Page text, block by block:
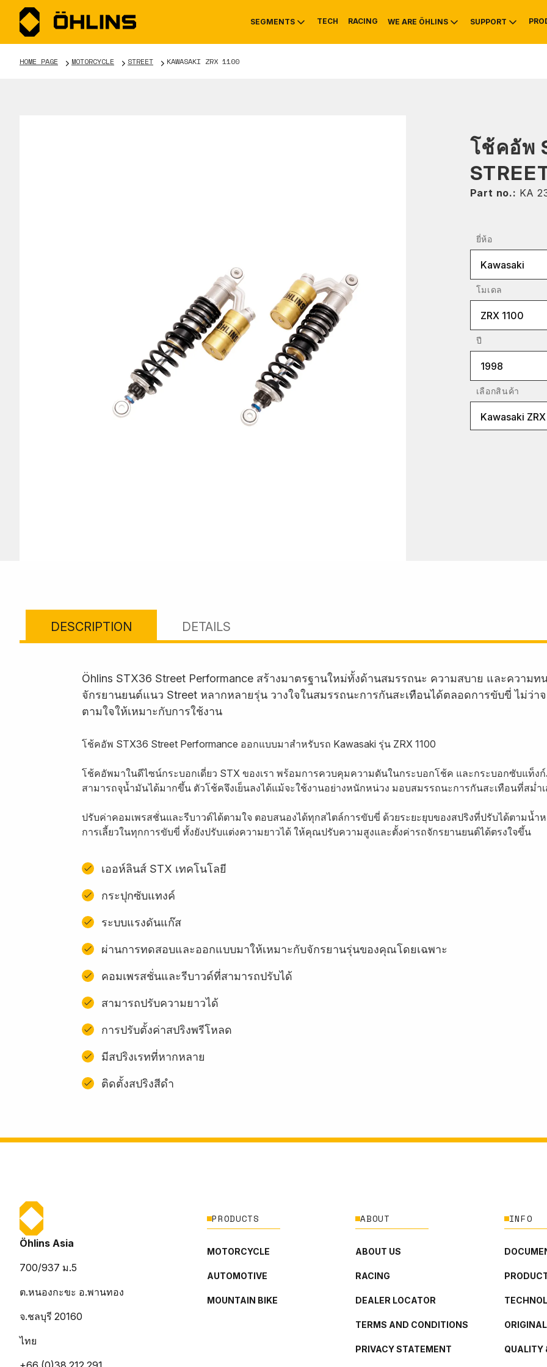
SEGMENTS
MOUNTAIN BIKE
TECH RACING WE ARE ÖHLINS
HISTORY
SUPPORT
SERVICE INFO &
HOME PAGE MOTORCYCLE STREET KAWASAKI ZRX 1100
โช้คอัพ
Part no.: KA
ยี่ห้อ
Kawasaki
โมเดล
ZRX 1100
ปี
1998
เลือกสินค้า
Kawasaki
DESCRIPTION DETAILS
Öhlins STX36 Street Performance สร้างมาตรฐานใหม่ทั้งด้านสมรรถนะ ความสบาย และควา
จักรยานยนต์แนว Street หลากหลายรุ่น วางใจในสมรรถนะการกันสะเทือนได้ตลอดการขับขี่ ไม่ว่า
ตามใจให้เหมาะกับการใช้งาน
โช้คอัพ STX36 Street Performance ออกแบบมาสำหรับรถ Kawasaki รุ่น ZRX 1100
โช้คอัพมาในดีไซน์กระบอกเดี่ยว STX ของเรา พร้อมการควบคุมความดันในกระบอกโช้ค และกระบอกซับแท็
สามารถจุน้ำมันได้มากขึ้น ตัวโช้คจึงเย็นลงได้แม้จะใช้งานอย่างหนักหน่วง มอบสมรรถนะการกันสะเทือนที่สม่ำ
ปรับค่าคอมเพรสชั่นและรีบาวด์ได้ตามใจ ตอบสนองได้ทุกสไตล์การขับขี่ ด้วยระยะยุบของสปริงที่ปรับได้ตามน้
การเลี้ยวในทุกการขับขี่ ทั้งยังปรับแต่งความยาวได้ ให้คุณปรับความสูงและตั้งค่ารถจักรยานยนต์ได้ตรงใจขึ้น
เออห์ลินส์ STX เทคโนโลยี
กระปุกซับแทงค์
ระบบแรงดันแก๊ส
ผ่านการทดสอบและออกแบบมาให้เหมาะกับจักรยานรุ่นของคุณโดยเฉพาะ
คอมเพรสชั่นและรีบาวด์ที่สามารถปรับได้
สามารถปรับความยาวได้
การปรับตั้งค่าสปริงพรีโหลด
มีสปริงเรทที่หากหลาย
ติดตั้งสปริงสีดํา
Öhlins Asia
700/937 ม.5
ต.หนองกะขะ อ.พานทอง
จ.ชลบุรี 20160
ไทย
PRODUCTS
MOTORCYCLE
AUTOMOTIVE
MOUNTAIN BIKE
ABOUT
ABOUT US
RACING
DEALER LOCATOR
TERMS AND CONDITIONS
PRIVACY STATEMENT
INFO
QUALITY